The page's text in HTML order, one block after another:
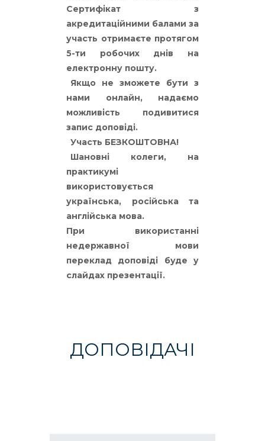
Сертифікат з
акредитаційними балами за
участь отримаєте протягом
5-ти робочих днів на
електронну пошту.
Якщо не зможете бути з
нами онлайн, надаємо
можливість подивитися
запис доповіді.
Участь БЕЗКОШТОВНА!
Шановні колеги, на
практикумі
використовується
українська, російська та
англійська мова.
При використанні
недержавної мови
переклад доповіді буде у
слайдах презентації.
ДОПОВІДАЧІ